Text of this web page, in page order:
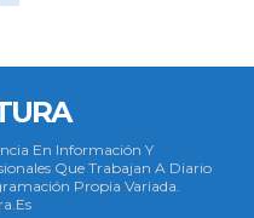
En Información Y
Que Trabajan A Diario
Propia Variada.